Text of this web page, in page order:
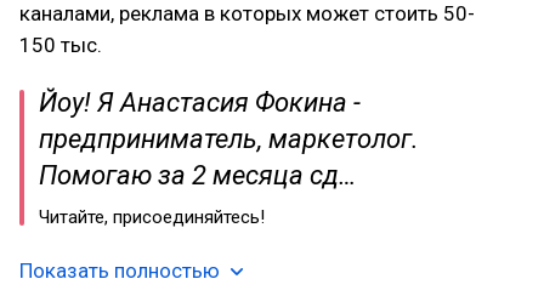
каналами, реклама в которых может стоить 50-
150 тыс.
Йоу! Я Анастасия Фокина -
предприниматель, маркетолог.
Помогаю за 2 месяца сд…
Читайте, присоединяйтесь!
Показать полностью